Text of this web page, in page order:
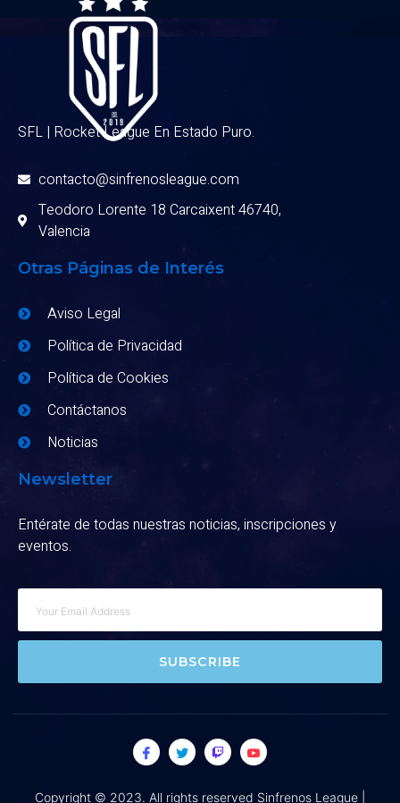
SFL | Rocket League En Estado Puro.
contacto@sinfrenosleague.com
Teodoro Lorente 18 Carcaixent 46740,
Valencia
Otras Páginas de Interés
Aviso Legal
Política de Privacidad
Política de Cookies
Contáctanos
Noticias
Newsletter
Entérate de todas nuestras noticias, inscripciones y
eventos.
SUBSCRIBE
Copyright © 2023. All rights reserved Sinfrenos League |